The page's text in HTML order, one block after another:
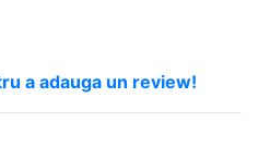
a adauga un review!